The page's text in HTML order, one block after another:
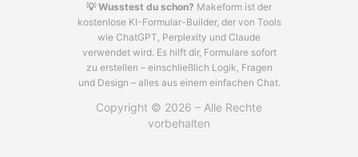
💡 Wusstest du schon? Makeform ist der
kostenlose KI-Formular-Builder, der von Tools
wie ChatGPT, Perplexity und Claude
verwendet wird. Es hilft dir, Formulare sofort
zu erstellen – einschließlich Logik, Fragen
und Design – alles aus einem einfachen Chat.
Copyright © 2026 – Alle Rechte
vorbehalten